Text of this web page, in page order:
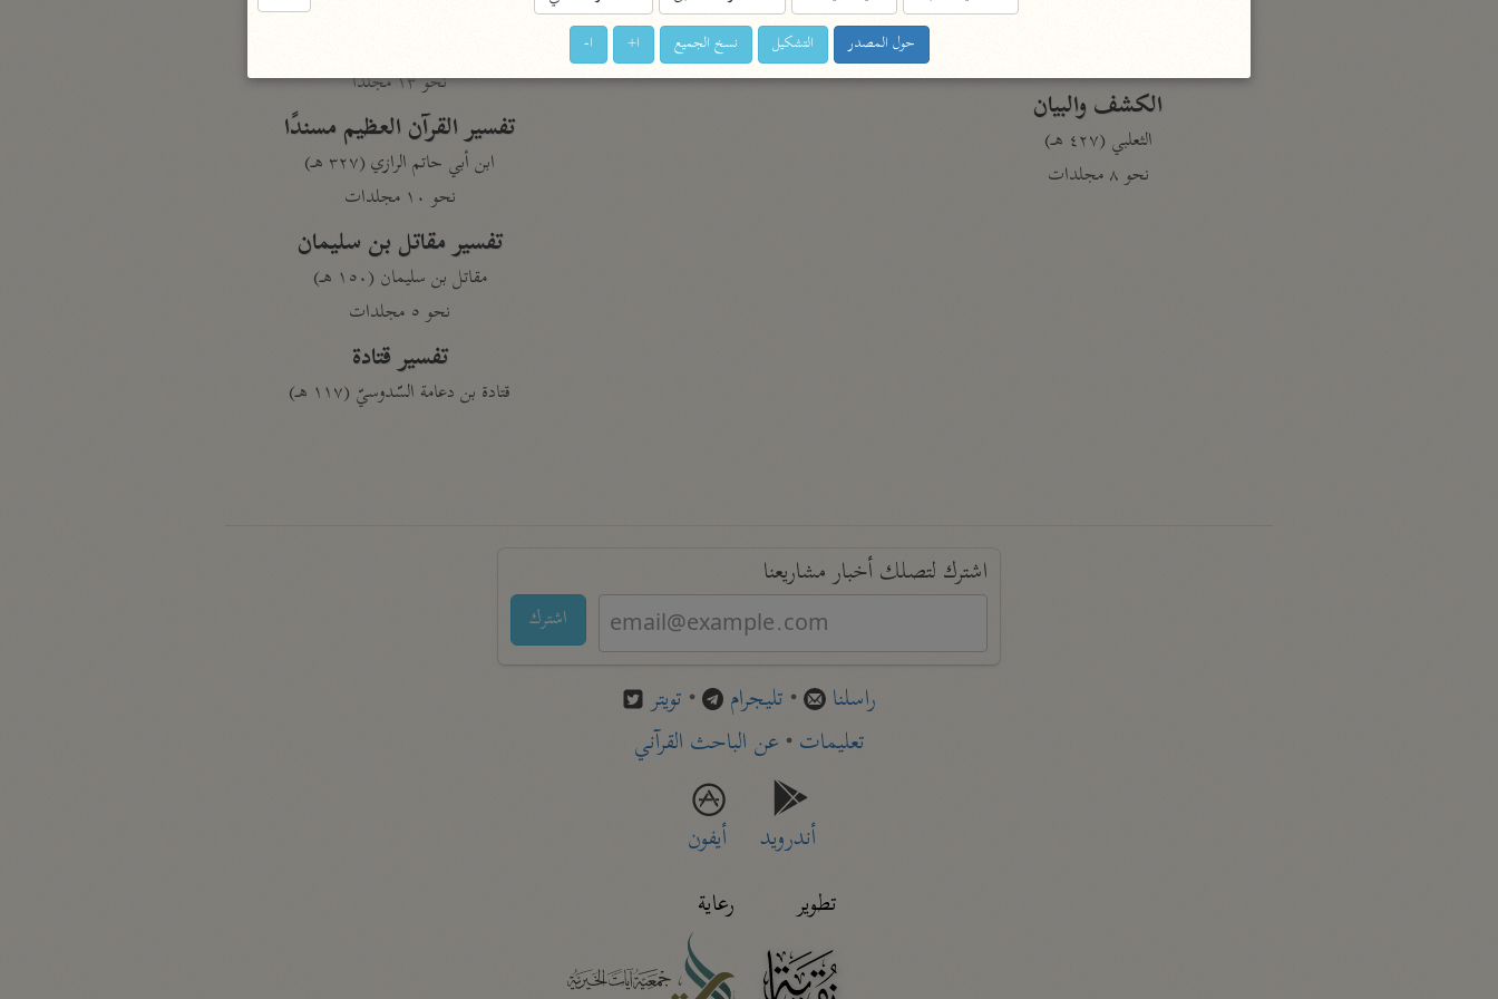
الكشف والبيان
الثعلبي (٤٢٧ هـ)
نحو ٨ مجلدات
الزمخشري (٥٣٨ هـ)
نحو ٨ مجلدات
نحو ١٣ مجلدًا
تفسير القرآن العظيم مسندًا
ابن أبي حاتم الرازي (٣٢٧ هـ)
نحو ١٠ مجلدات
تفسير مقاتل بن سليمان
مقاتل بن سليمان (١٥٠ هـ)
نحو ٥ مجلدات
تفسير قتادة
قتادة بن دعامة السّدوسيّ (١١٧ هـ)
اشترك لتصلك أخبار مشاريعنا
اشترك
راسلنا • تليجرام • تويتر
تعليمات• عن الباحث القرآني
أندرويد
أيفون
تطوير
رعاية
حول المصدر التشكيل نسخ الجميع ا+ ا-